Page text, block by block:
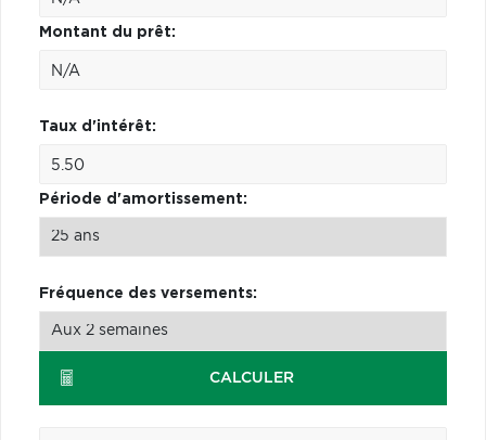
Montant du prêt:
Taux d'intérêt:
Période d'amortissement:
Fréquence des versements:
CALCULER